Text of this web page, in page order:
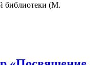
библиотеки (М.